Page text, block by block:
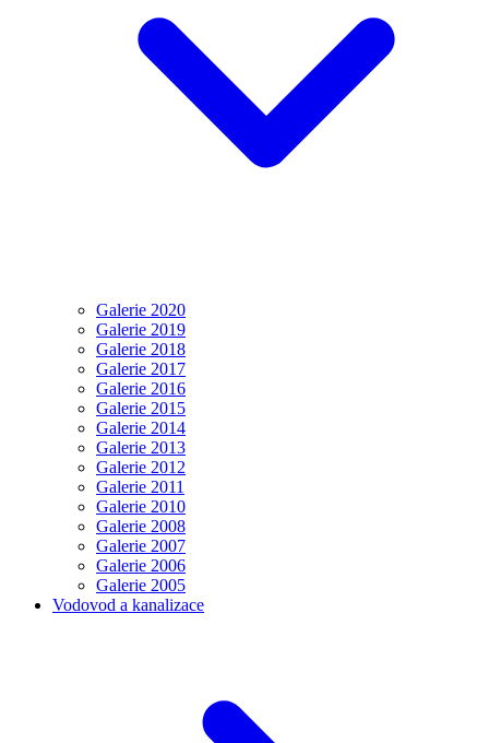
Galerie 2020
Galerie 2019
Galerie 2018
Galerie 2017
Galerie 2016
Galerie 2015
Galerie 2014
Galerie 2013
Galerie 2012
Galerie 2011
Galerie 2010
Galerie 2008
Galerie 2007
Galerie 2006
Galerie 2005
Vodovod a kanalizace